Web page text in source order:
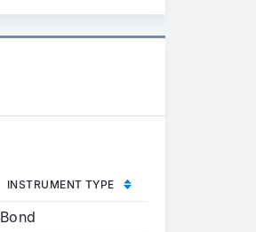
INSTRUMENT TYPE
Bond